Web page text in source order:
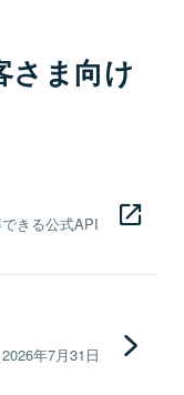
さま向け
きる公式API
年7月31日